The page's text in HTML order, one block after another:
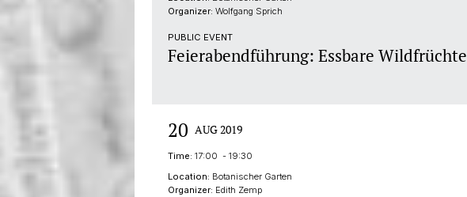
Organizer: Wolfgang Sprich
PUBLIC EVENT
Feierabendführung: Essbare Wildfrüchte
20 AUG 2019
Time: 17:00 - 19:30
Location: Botanischer Garten
Organizer: Edith Zemp